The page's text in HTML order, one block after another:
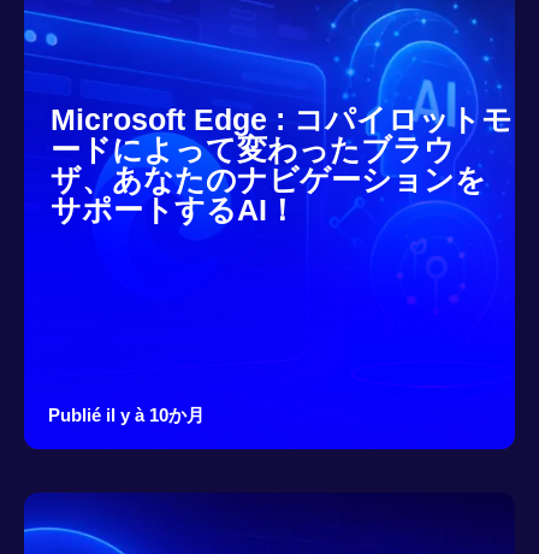
Microsoft Edge : コパイロットモ
ードによって変わったブラウ
ザ、あなたのナビゲーションを
サポートするAI！
Publié il y à 10か月